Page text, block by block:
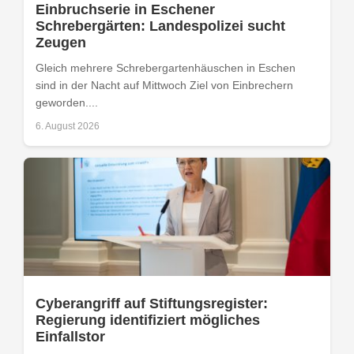
Einbruchserie in Eschener
Schrebergärten: Landespolizei sucht
Zeugen
Gleich mehrere Schrebergartenhäuschen in Eschen
sind in der Nacht auf Mittwoch Ziel von Einbrechern
geworden....
6. August 2026
Cyberangriff auf Stiftungsregister:
Regierung identifiziert mögliches
Einfallstor